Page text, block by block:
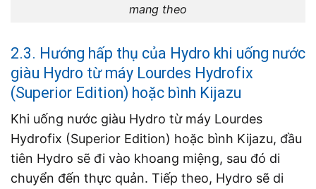
mang theo
2.3. Hướng hấp thụ của Hydro khi uống nước
giàu Hydro từ máy Lourdes Hydrofix
(Superior Edition) hoặc bình Kijazu
Khi uống nước giàu Hydro từ máy Lourdes
Hydrofix (Superior Edition) hoặc bình Kijazu, đầu
tiên Hydro sẽ đi vào khoang miệng, sau đó di
chuyển đến thực quản. Tiếp theo, Hydro sẽ di